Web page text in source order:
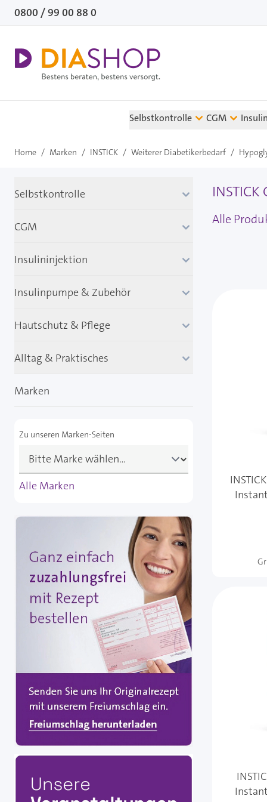
Direkt zum Inhalt
0800 / 99 00 88 0
Selbstkontrolle CGM
Home / Marken / INSTICK / Weiterer Diabetikerbedarf /
Alle
Selbstkontrolle
CGM
Insulininjektion
Insulinpumpe & Zubehör
Hautschutz & Pflege
Alltag & Praktisches
Marken
Zu unseren Marken-Seiten
Alle Marken